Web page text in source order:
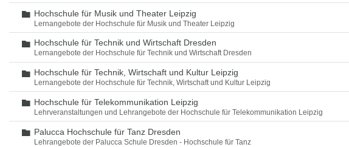
Ordner
Hochschule für Musik und Theater Leipzig
Lernangebote der Hochschule für Musik und Theater Leipzig
Ordner
Hochschule für Technik und Wirtschaft Dresden
Lernangebote der Hochschule für Technik und Wirtschaft Dresden
Ordner
Hochschule für Technik, Wirtschaft und Kultur Leipzig
Lernangebote der Hochschule für Technik, Wirtschaft und Kultur Leipzig
Ordner
Hochschule für Telekommunikation Leipzig
Lehrveranstaltungen und Lehrangebote der Hochschule für Telekommunikation Leipzig
Ordner
Palucca Hochschule für Tanz Dresden
Lehrangebote der Palucca Schule Dresden - Hochschule für Tanz